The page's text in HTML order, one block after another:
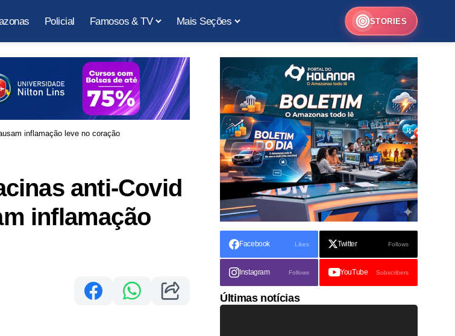
Policial Famosos & TV Mais Seções STORIES
inflamação leve no coração
anti-Covid
inflamação
Facebook Likes Twitter Follows
Instagram Follows YouTube Subscribers
Últimas notícias